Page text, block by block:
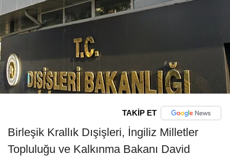
TAKİP ET
Birleşik Krallık Dışişleri, İngiliz Milletler
Topluluğu ve Kalkınma Bakanı David